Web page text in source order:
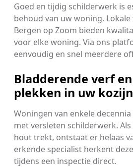
Goed en tijdig schilderwerk is
behoud van uw woning.
Bergen op Zoom bieden
voor elke woning. Via ons
eenvoudig en snel meerdere
Bladderende verf
plekken in uw
Woningen van enkele
met versleten schilderwerk.
hout trekt, ontstaat er helaas
erkende specialist herkent
tijdens een inspectie direct.